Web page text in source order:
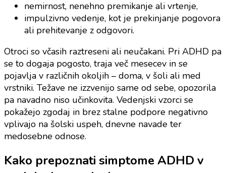
nemirnost, nenehno premikanje ali vrtenje,
impulzivno vedenje, kot je prekinjanje pogovora
ali prehitevanje z odgovori.
Otroci so včasih raztreseni ali neučakani. Pri ADHD pa
se to dogaja pogosto, traja več mesecev in se
pojavlja v različnih okoljih – doma, v šoli ali med
vrstniki. Težave ne izzvenijo same od sebe, opozorila
pa navadno niso učinkovita. Vedenjski vzorci se
pokažejo zgodaj in brez stalne podpore negativno
vplivajo na šolski uspeh, dnevne navade ter
medosebne odnose.
Kako prepoznati simptome ADHD v